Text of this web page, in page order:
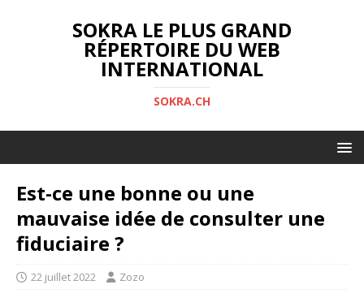
SOKRA LE PLUS GRAND
RÉPERTOIRE DU WEB
INTERNATIONAL
SOKRA.CH
Est-ce une bonne ou une
mauvaise idée de consulter une
fiduciaire ?
22 juillet 2022 Zozo